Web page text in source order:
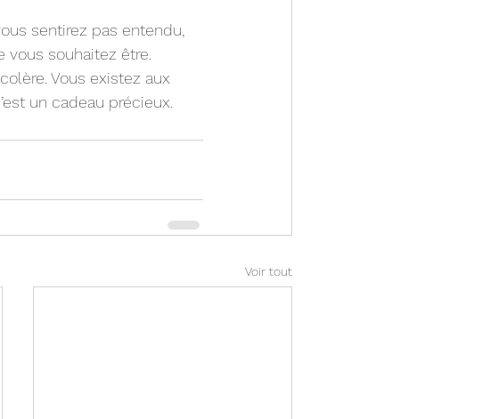
sentirez pas entendu,
vous souhaitez être.
Vous existez aux
un cadeau précieux.
Voir tout